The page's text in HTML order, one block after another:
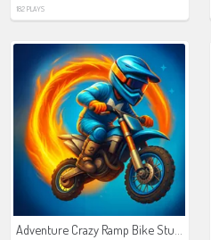
182 PLAYS